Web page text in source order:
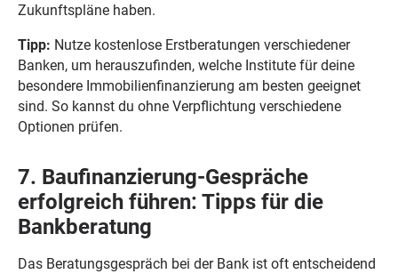
Zukunftspläne haben.
Tipp: Nutze kostenlose Erstberatungen verschiedener
Banken, um herauszufinden, welche Institute für deine
besondere Immobilienfinanzierung am besten geeignet
sind. So kannst du ohne Verpflichtung verschiedene
Optionen prüfen.
7. Baufinanzierung-Gespräche
erfolgreich führen: Tipps für die
Bankberatung
Das Beratungsgespräch bei der Bank ist oft entscheidend